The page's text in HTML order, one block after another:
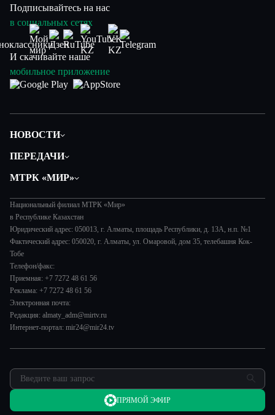
Подписывайтесь на нас
в социальных сетях
И скачивайте наше
мобильное приложение
НОВОСТИ
Экономика
Происшествия
Наука и технологии
Здоровье и медицина
Спорт
Авто
Культура
ПЕРЕДАЧИ
Вместе выгодно
Евразия. Культурно
Евразия. Регионы
Наши иностранцы
Пять причин поехать в...
Сделано в Содружестве
МТРК «МИР»
История
Руководство
Лица мира
Пресса о нас
Карьера
Реклама
Обратная связь
Национальный филиал МТРК «Мир»
в Республике Казахстан
Юридический адрес: 050013, г. Алматы, площадь Республики, д. 13А, н.п. №1
Фактический адрес: 050020, г. Алматы, ул. Омаровой, дом 35, телебашня Кок-
Тобе
Телефон/факс:
Приемная: +7 7272 48 61 56
Реклама: +7 7272 48 61 56
Электронная почта:
Редакция: almaty_adm@mirtv.ru
Интернет-портал: mir24@mir24.tv
ПРЯМОЙ ЭФИР